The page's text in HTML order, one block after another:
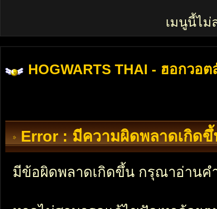
เมนูนี้ไม่
HOGWARTS THAI - ฮอกวอต
Error : มีความผิดพลาดเกิดขึ้
มีข้อผิดพลาดเกิดขึ้น กรุณาอ่านค